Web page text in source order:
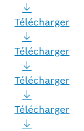
Télécharger
Télécharger
Télécharger
Télécharger